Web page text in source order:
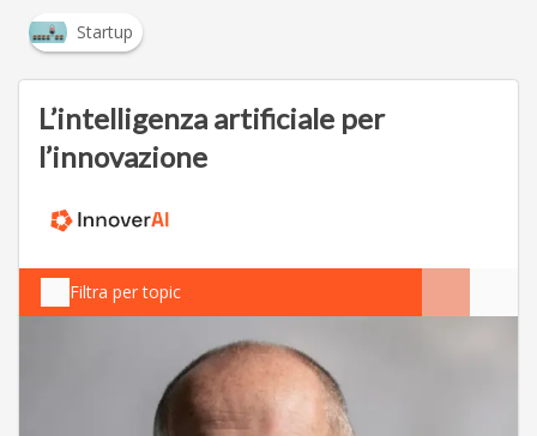
Startup
L’intelligenza artificiale per
l’innovazione
Filtra per topic